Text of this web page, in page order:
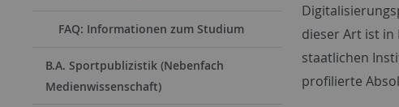
FAQ: Informationen zum Studium
B.A. Sportpublizistik (Nebenfach
Medienwissenschaft)
dieser Art ist
staatlichen
profilierte